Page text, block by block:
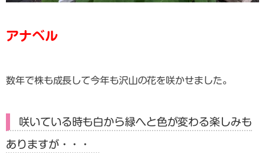
アナベル
数年で株も成長して今年も沢山の花を咲かせました。
咲いている時も白から緑へと色が変わる楽しみも
ありますが・・・